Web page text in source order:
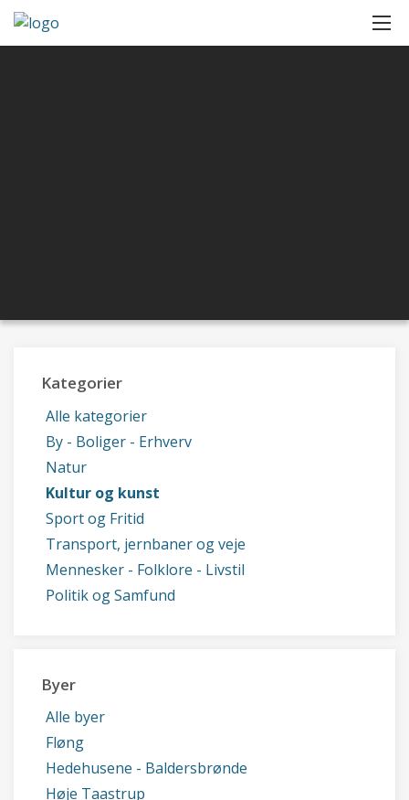
Kategorier
Alle kategorier
By - Boliger - Erhverv
Natur
Kultur og kunst
Sport og Fritid
Transport, jernbaner og veje
Mennesker - Folklore - Livstil
Politik og Samfund
Byer
Alle byer
Fløng
Hedehusene - Baldersbrønde
Høje Taastrup